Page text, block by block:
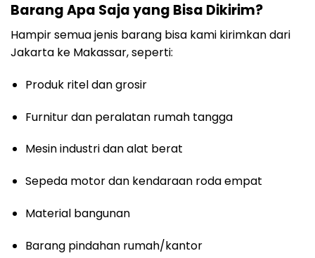
Barang Apa Saja yang Bisa Dikirim?
Hampir semua jenis barang bisa kami kirimkan dari
Jakarta ke Makassar, seperti:
Produk ritel dan grosir
Furnitur dan peralatan rumah tangga
Mesin industri dan alat berat
Sepeda motor dan kendaraan roda empat
Material bangunan
Barang pindahan rumah/kantor